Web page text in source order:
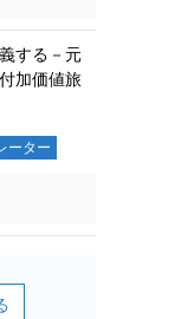
する－元
加価値旅
ーター